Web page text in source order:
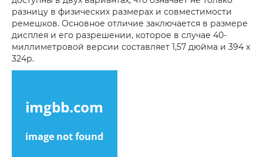
разницу в физических размерах и совместимости
ремешков. Основное отличие заключается в размере
дисплея и его разрешении, которое в случае 40-
миллиметровой версии составляет 1,57 дюйма и 394 x
324р.